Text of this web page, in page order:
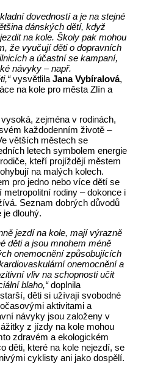
dovedností a je na stejné
dánských dětí, když
na kole. Školy pak mohou
že vyučují děti o dopravních
a účastní se kampaní,
návyky – např.
vysvětlilaJana Vybíralová,
na kole pro města Zlín a
zejména v rodinách,
každodenním životě –
větších městech se
letech symbolem energie
kteří projíždějí městem
na malých kolech.
pro jedno nebo více dětí se
rodiny – dokonce i
Seznam dobrých důvodů
je dlouhý.
jezdí na kole, mají výrazně
děti a jsou mnohem méně
onemocnění způsobujících
onemocnění a
vliv na schopnosti učit
blaho,“doplnila
děti si užívají svobodné
aktivitami a
návyky jsou založeny v
z jízdy na kole mohou
zdravém a ekologickém
děti, které na kole nejezdí, se
cyklisty ani jako dospělí.